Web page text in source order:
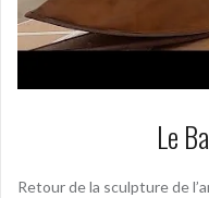
Le
Retour de la sculpture de